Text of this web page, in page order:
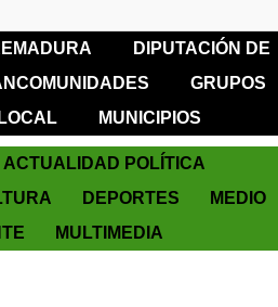
DIPUTACIÓN DE
GRUPOS
MUNICIPIOS
ACTUALIDAD POLÍTICA
DEPORTES
MEDIO
MULTIMEDIA